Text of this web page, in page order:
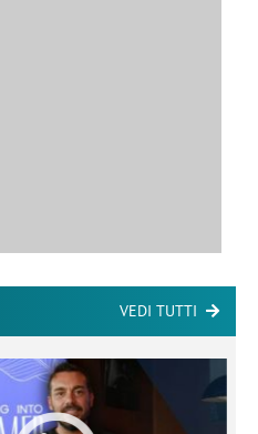
VEDI TUTTI